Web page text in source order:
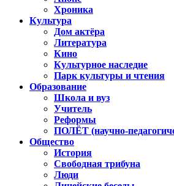
Хроника
Культура
Дом актёра
Литература
Кино
Культурное наследие
Парк культуры и чтения
Образование
Школа и вуз
Учитель
Реформы
ПОЛЁТ (научно-
Общество
История
Свободная трибуна
Люди